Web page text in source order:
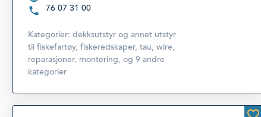
76 07 31 00
Kategorier: dekksutstyr og annet utstyr
til fiskefartøy, fiskeredskaper, tau, wire,
reparasjoner, montering, og 9 andre
kategorier